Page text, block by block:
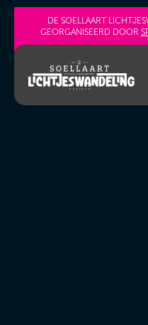
Sla navigatie over
DE SOELLAART
GEORGANISEERD DOOR